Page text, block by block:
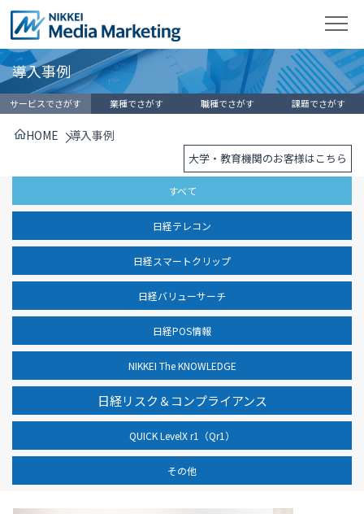
導入事例
サービスでさがす 業種でさがす 職種でさがす 課題でさがす
HOME 導入事例
大学・教育機関のお客様はこちら
すべて
日経テレコン
日経スマートクリップ
日経バリューサーチ
日経POS情報
NIKKEI The KNOWLEDGE
日経リスク＆コンプライアンス
QUICK LevelX r1（Qr1）
その他